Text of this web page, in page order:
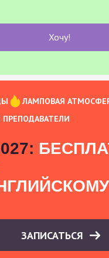
Хочу!
ЛАМПОВАЯ
ЗАПИСАТЬСЯ